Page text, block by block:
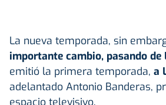
La nueva temporada, sin
importante cambio, pasando de
emitió la primera temporada, a
adelantado Antonio Banderas,
espacio televisivo.